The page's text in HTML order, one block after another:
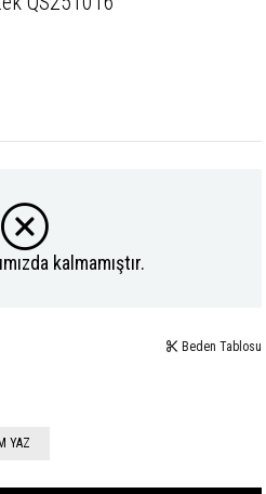
kalmamıştır.
Beden Tablosu
YAZ